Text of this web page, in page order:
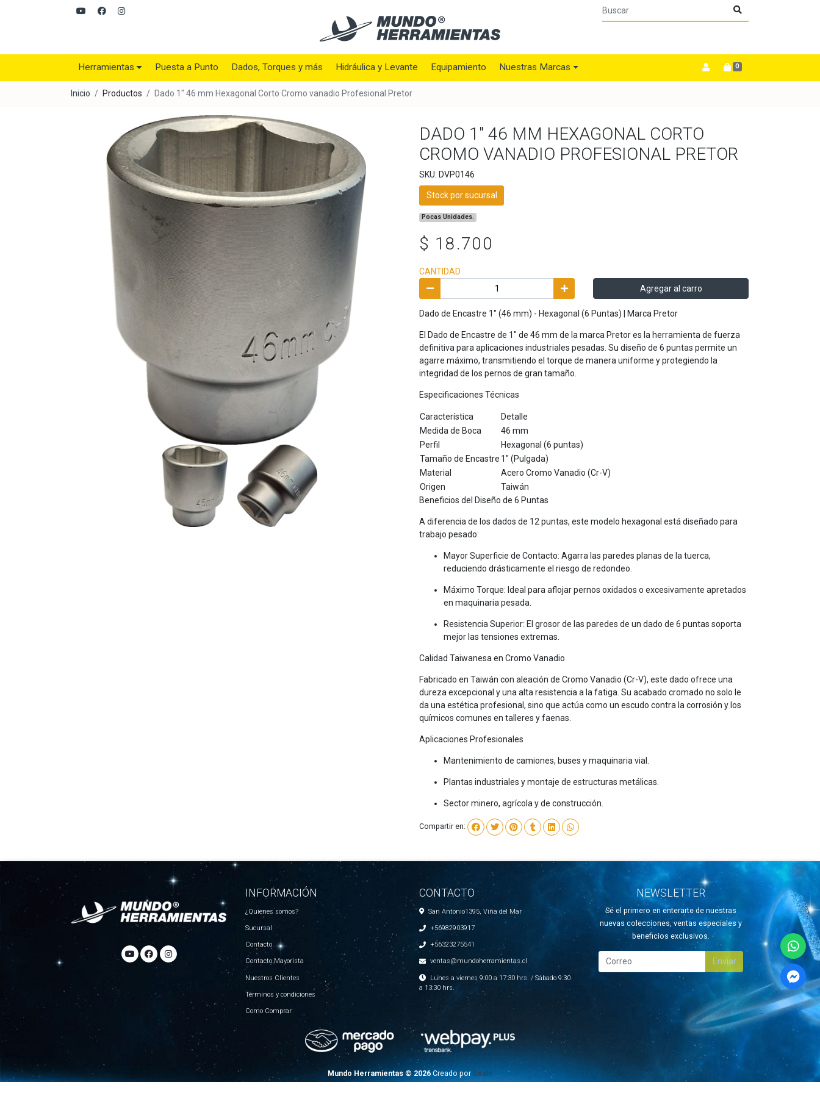
Herramientas Puesta a Punto Dados, Torques y más Hidráulica y Levante Equipamiento Nuestras Marcas 0
Inicio Productos Dado 1" 46 mm Hexagonal Corto Cromo vanadio Profesional Pretor
DADO 1" 46 MM HEXAGONAL CORTO
CROMO VANADIO PROFESIONAL PRETOR
SKU: DVP0146
Stock por sucursal
Pocas Unidades.
$ 18.700
CANTIDAD
Agregar al carro
Dado de Encastre 1" (46 mm) - Hexagonal (6 Puntas) | Marca Pretor
El Dado de Encastre de 1" de 46 mm de la marca Pretor es la herramienta de fuerza
definitiva para aplicaciones industriales pesadas. Su diseño de 6 puntas permite un
agarre máximo, transmitiendo el torque de manera uniforme y protegiendo la
integridad de los pernos de gran tamaño.
Especificaciones Técnicas
Característica
Detalle
Medida de Boca
46 mm
Perfil
Hexagonal (6 puntas)
Tamaño de Encastre 1" (Pulgada)
Material
Acero Cromo Vanadio (Cr-V)
Origen
Taiwán
Beneficios del Diseño de 6 Puntas
A diferencia de los dados de 12 puntas, este modelo hexagonal está diseñado para
trabajo pesado:
Mayor Superficie de Contacto: Agarra las paredes planas de la tuerca,
reduciendo drásticamente el riesgo de redondeo.
Máximo Torque: Ideal para aflojar pernos oxidados o excesivamente apretados
en maquinaria pesada.
Resistencia Superior: El grosor de las paredes de un dado de 6 puntas soporta
mejor las tensiones extremas.
Calidad Taiwanesa en Cromo Vanadio
Fabricado en Taiwán con aleación de Cromo Vanadio (Cr-V), este dado ofrece una
dureza excepcional y una alta resistencia a la fatiga. Su acabado cromado no solo le
da una estética profesional, sino que actúa como un escudo contra la corrosión y los
químicos comunes en talleres y faenas.
Aplicaciones Profesionales
Mantenimiento de camiones, buses y maquinaria vial.
Plantas industriales y montaje de estructuras metálicas.
Sector minero, agrícola y de construcción.
Compartir en:
INFORMACIÓN
¿Quienes somos?
Sucursal
Contacto
Contacto Mayorista
Nuestros Clientes
Términos y condiciones
Como Comprar
CONTACTO
San Antonio1395, Viña del Mar
+56982903917
+56323275541
ventas@mundoherramientas.cl
Lunes a viernes 9:00 a 17:30 hrs. / Sábado 9:30
a 13:30 hrs.
NEWSLETTER
Sé el primero en enterarte de nuestras
nuevas colecciones, ventas especiales y
beneficios exclusivos.
Enviar
Mundo Herramientas © 2026 Creado por Bsale